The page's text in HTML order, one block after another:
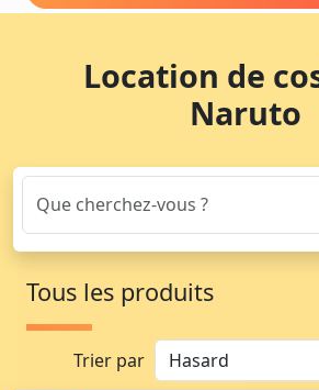
Location de
Naruto
Tous les produits
Trier par